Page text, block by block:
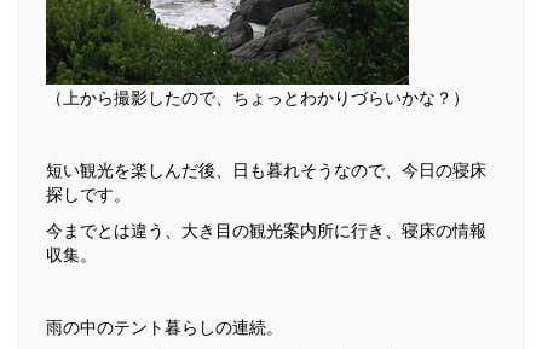
（上から撮影したので、ちょっとわかりづらいかな？）
短い観光を楽しんだ後、日も暮れそうなので、今日の寝床
探しです。
今までとは違う、大き目の観光案内所に行き、寝床の情報
収集。
雨の中のテント暮らしの連続。